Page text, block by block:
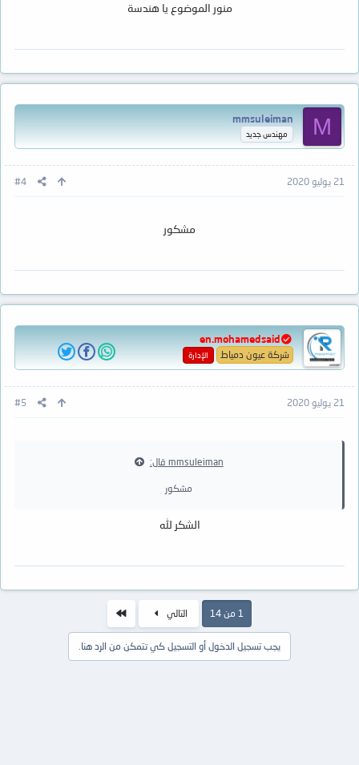
منور الموضوع يا هندسة
M
mmsuleiman
مهندس جديد
21 يوليو 2020 #4
مشكور
en.mohamedsaid
شركة عيون دمياط الإدارة
21 يوليو 2020 #5
mmsuleiman قال:
مشكور
الشكر لله
1 من 14 التالي
يجب تسجيل الدخول أو التسجيل كي تتمكن من الرد هنا.